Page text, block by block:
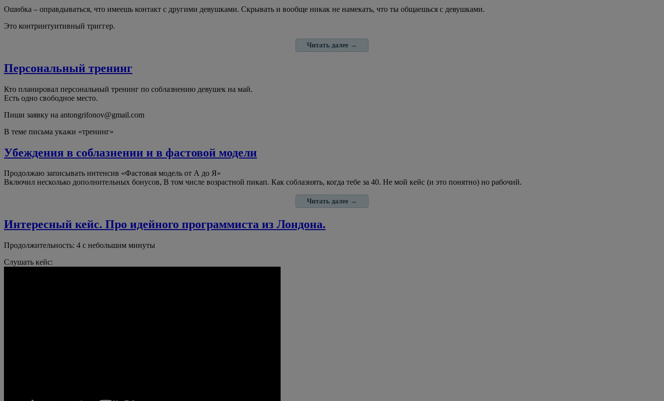
Ошибка – оправдываться, что имеешь контакт с другими девушками. Скрывать и вообще никак не намекать, что ты общаешься с девушками.
Это контринтуитивный триггер.
Читать далее →
Персональный тренинг
Кто планировал персональный тренинг по соблазнению девушек на май.
Есть одно свободное место.
Пиши заявку на antongrifonov@gmail.com
В теме письма укажи «тренинг»
Убеждения в соблазнении и в фастовой модели
Продолжаю записывать интенсив «Фастовая модель от А до Я»
Включил несколько дополнительных бонусов, В том числе возрастной пикап. Как соблазнять, когда тебе за 40. Не мой кейс (и это понятно) но рабочий.
Читать далее →
Интересный кейс. Про идейного программиста из Лондона.
Продолжительность: 4 с небольшим минуты
Слушать кейс: